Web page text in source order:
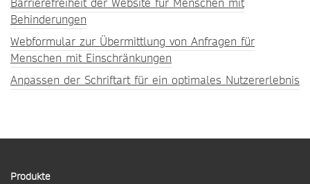
Behinderungen
Webformular zur Übermittlung von Anfragen für
Menschen mit Einschränkungen
Anpassen der Schriftart für ein optimales Nutzererlebnis
Produkte